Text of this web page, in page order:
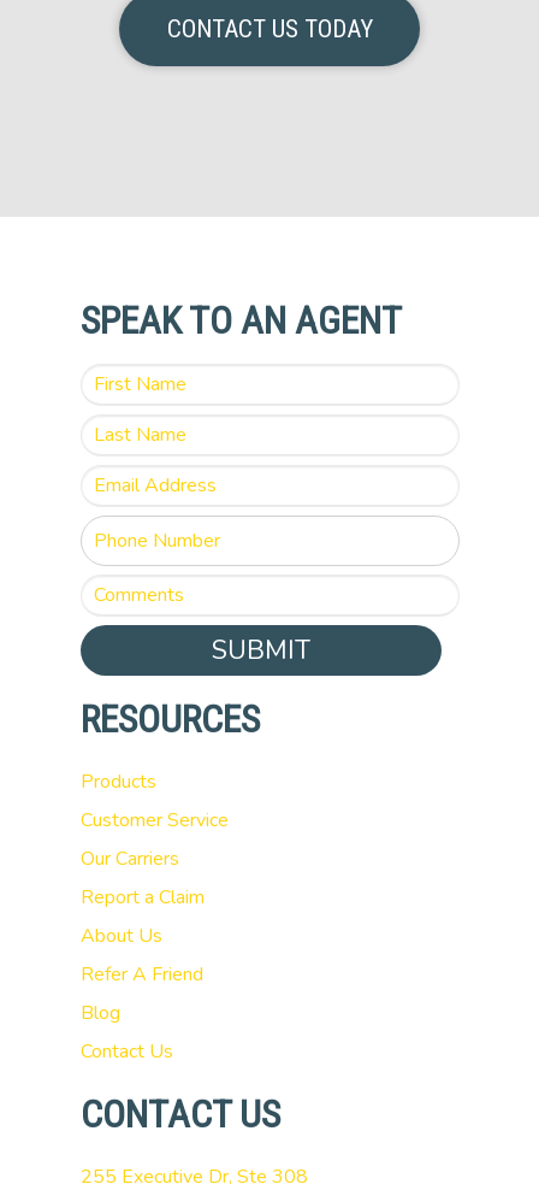
CONTACT US TODAY
SPEAK TO AN AGENT
SUBMIT
RESOURCES
Products
Customer Service
Our Carriers
Report a Claim
About Us
Refer A Friend
Blog
Contact Us
CONTACT US
255 Executive Dr, Ste 308